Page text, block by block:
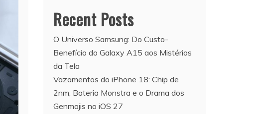
Recent Posts
O Universo Samsung: Do Custo-
Benefício do Galaxy A15 aos Mistérios
da Tela
Vazamentos do iPhone 18: Chip de
2nm, Bateria Monstra e o Drama dos
Genmojis no iOS 27